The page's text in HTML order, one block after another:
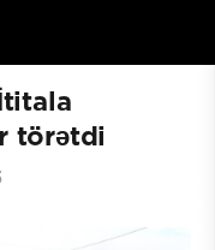
törətdi